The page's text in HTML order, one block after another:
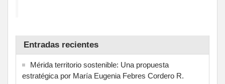
Entradas recientes
Mérida territorio sostenible: Una propuesta
estratégica por María Eugenia Febres Cordero R.